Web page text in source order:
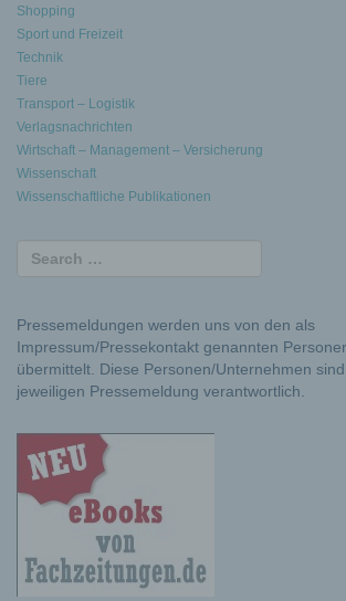
Shopping
Sport und Freizeit
Technik
Tiere
Transport – Logistik
Verlagsnachrichten
Wirtschaft – Management – Versicherung
Wissenschaft
Wissenschaftliche Publikationen
Pressemeldungen werden uns von den als
Impressum/Pressekontakt genannten
übermittelt. Diese Personen/Unternehmen
jeweiligen Pressemeldung verantwortlich.